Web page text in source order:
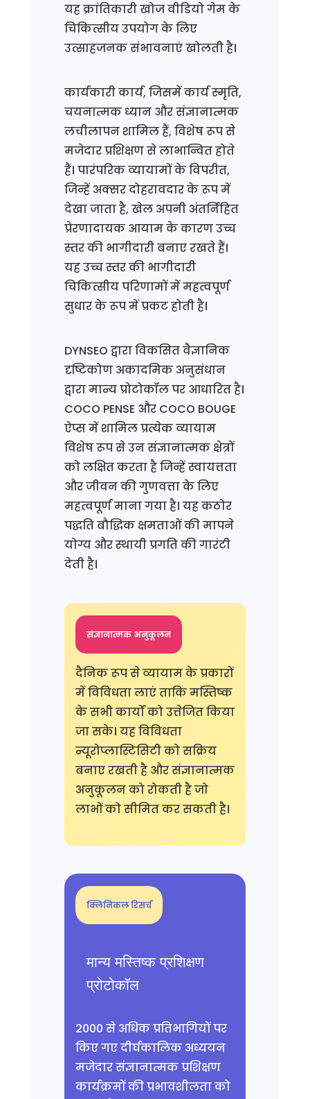
यह क्रांतिकारी खोज वीडियो गेम के
चिकित्सीय उपयोग के लिए
उत्साहजनक संभावनाएं खोलती है।
कार्यकारी कार्य, जिसमें कार्य स्मृति,
चयनात्मक ध्यान और संज्ञानात्मक
लचीलापन शामिल हैं, विशेष रूप से
मजेदार प्रशिक्षण से लाभान्वित होते
हैं। पारंपरिक व्यायामों के विपरीत,
जिन्हें अक्सर दोहरावदार के रूप में
देखा जाता है, खेल अपनी अंतर्निहित
प्रेरणादायक आयाम के कारण उच्च
स्तर की भागीदारी बनाए रखते हैं।
यह उच्च स्तर की भागीदारी
चिकित्सीय परिणामों में महत्वपूर्ण
सुधार के रूप में प्रकट होती है।
DYNSEO द्वारा विकसित वैज्ञानिक
दृष्टिकोण अकादमिक अनुसंधान
द्वारा मान्य प्रोटोकॉल पर आधारित है।
COCO PENSE और COCO BOUGE
ऐप्स में शामिल प्रत्येक व्यायाम
विशेष रूप से उन संज्ञानात्मक क्षेत्रों
को लक्षित करता है जिन्हें स्वायत्तता
और जीवन की गुणवत्ता के लिए
महत्वपूर्ण माना गया है। यह कठोर
पद्धति बौद्धिक क्षमताओं की मापने
योग्य और स्थायी प्रगति की गारंटी
देती है।
संज्ञानात्मक अनुकूलन
दैनिक रूप से व्यायाम के प्रकारों
में विविधता लाएं ताकि मस्तिष्क
के सभी कार्यों को उत्तेजित किया
जा सके। यह विविधता
न्यूरोप्लास्टिसिटी को सक्रिय
बनाए रखती है और संज्ञानात्मक
अनुकूलन को रोकती है जो
लाभों को सीमित कर सकती है।
क्लिनिकल रिसर्च
मान्य मस्तिष्क प्रशिक्षण
प्रोटोकॉल
2000 से अधिक प्रतिभागियों पर
किए गए दीर्घकालिक अध्ययन
मजेदार संज्ञानात्मक प्रशिक्षण
कार्यक्रमों की प्रभावशीलता को